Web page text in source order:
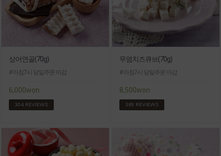
상어연골(70g)
# 아침7시 당일주문 마감
6,000won
304 REVIEWS
무염치즈큐브(70g)
# 아침7시 당일주문 마감
8,500won
369 REVIEWS